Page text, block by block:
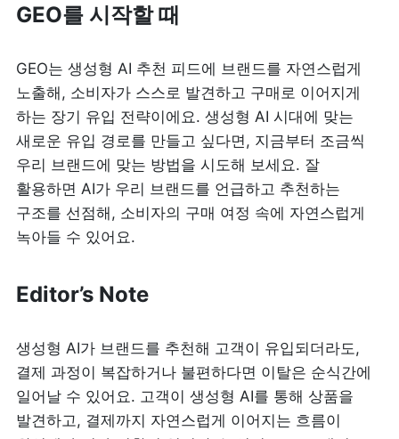
GEO를 시작할 때
GEO는 생성형 AI 추천 피드에 브랜드를 자연스럽게
노출해, 소비자가 스스로 발견하고 구매로 이어지게
하는 장기 유입 전략이에요. 생성형 AI 시대에 맞는
새로운 유입 경로를 만들고 싶다면, 지금부터 조금씩
우리 브랜드에 맞는 방법을 시도해 보세요. 잘
활용하면 AI가 우리 브랜드를 언급하고 추천하는
구조를 선점해, 소비자의 구매 여정 속에 자연스럽게
녹아들 수 있어요.
Editor’s Note
생성형 AI가 브랜드를 추천해 고객이 유입되더라도,
결제 과정이 복잡하거나 불편하다면 이탈은 순식간에
일어날 수 있어요. 고객이 생성형 AI를 통해 상품을
발견하고, 결제까지 자연스럽게 이어지는 흐름이